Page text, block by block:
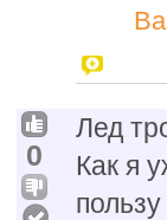
0
Лед
Как я